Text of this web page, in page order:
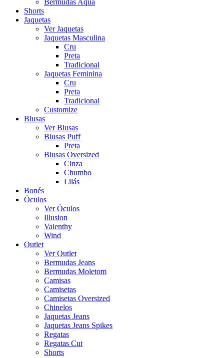
Bermudas Aqua
Shorts
Jaquetas
Ver Jaquetas
Jaquetas Masculina
Cru
Preta
Tradicional
Jaquetas Feminina
Cru
Preta
Tradicional
Customize
Blusas
Ver Blusas
Blusas Puff
Preta
Blusas Oversized
Cinza
Chumbo
Lilás
Bonés
Óculos
Ver Óculos
Illusion
Valenthy
Wind
Outlet
Ver Outlet
Bermudas Jeans
Bermudas Moletom
Camisas
Camisetas
Camisetas Oversized
Chinelos
Jaquetas Jeans
Jaquetas Jeans Spikes
Regatas
Regatas Cut
Shorts